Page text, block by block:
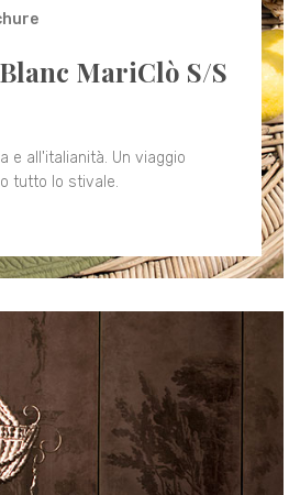
MariClò S/S
e all'italianità. Un viaggio
tutto lo stivale.